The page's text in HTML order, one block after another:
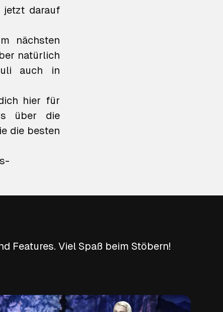
jetzt darauf
nächsten
natürlich
auch in
hier für
über die
die besten
Features. Viel Spaß beim Stöbern!